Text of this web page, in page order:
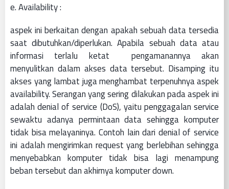
e. Availability :
aspek ini berkaitan dengan apakah sebuah data tersedia
saat dibutuhkan/diperlukan. Apabila sebuah data atau
informasi terlalu ketat pengamanannya akan
menyulitkan dalam akses data tersebut. Disamping itu
akses yang lambat juga menghambat terpenuhnya aspek
availability. Serangan yang sering dilakukan pada aspek ini
adalah denial of service (DoS), yaitu penggagalan service
sewaktu adanya permintaan data sehingga komputer
tidak bisa melayaninya. Contoh lain dari denial of service
ini adalah mengirimkan request yang berlebihan sehingga
menyebabkan komputer tidak bisa lagi menampung
beban tersebut dan akhirnya komputer down.